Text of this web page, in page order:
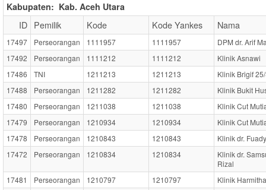
Kabupaten: Kab. Aceh Utara
ID Pemilik Kode Kode Yankes Nama
17497 Perseorangan 1111957 1111957
DPM dr. Arif
17492
Perseorangan 1111212 1111212
Klinik Asnawi
17486
TNI 1211213 1211213
Klinik Brigif
17488
Perseorangan 1211282 1211282
Klinik Bukit
17480
Perseorangan 1211038 1211038
Klinik Cut
17479
Perseorangan 1210934 1210934
Klinik Cut
17478
Perseorangan 1210843 1210843
Klinik dr. Fuady
17472
Perseorangan 1210834 1210834
Klinik dr.
Rizal
17481
Perseorangan 1210797 1210797
Klinik Harmitha